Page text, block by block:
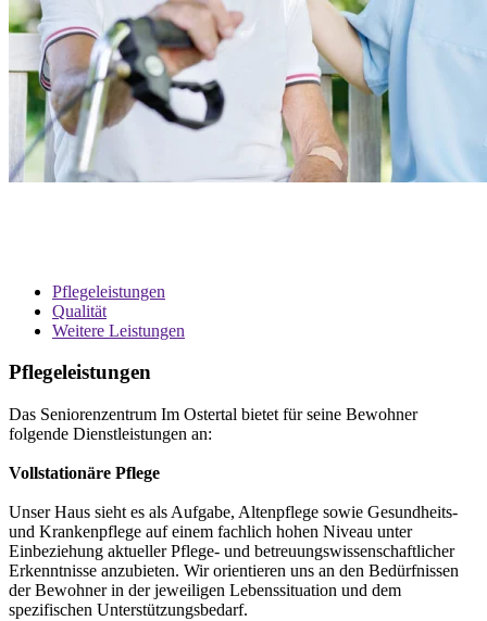
Pflegeleistungen
Qualität
Weitere Leistungen
Pflegeleistungen
Das Seniorenzentrum Im Ostertal bietet für seine Bewohner
folgende Dienstleistungen an:
Vollstationäre Pflege
Unser Haus sieht es als Aufgabe, Altenpflege sowie Gesundheits-
und Krankenpflege auf einem fachlich hohen Niveau unter
Einbeziehung aktueller Pflege- und betreuungswissenschaftlicher
Erkenntnisse anzubieten. Wir orientieren uns an den Bedürfnissen
der Bewohner in der jeweiligen Lebenssituation und dem
spezifischen Unterstützungsbedarf.